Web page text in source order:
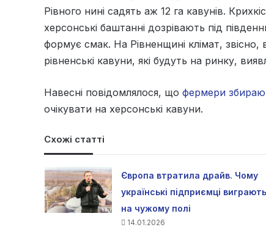
Рівного нині садять аж 12 га кавунів.
херсонські баштанні дозрівають під
формує смак. На Рівненщині клімат,
рівненські кавуни, які будуть на ринку,
Навесні повідомлялося, що фермери
очікувати на херсонські кавуни.
Схожі статті
Європа втратила драйв. Чому
українські підприємці виграють
на чужому полі
14.01.2026